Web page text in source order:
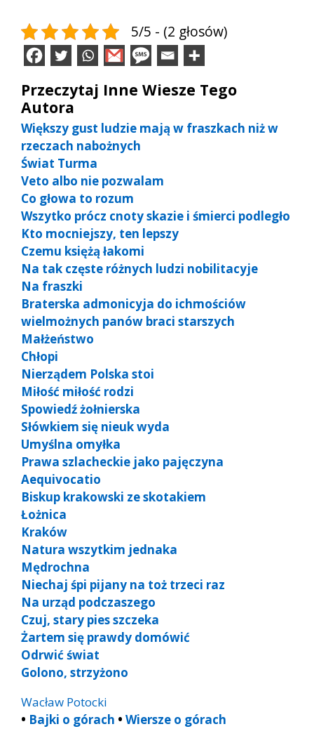
5/5 - (2 głosów)
Przeczytaj Inne Wiesze Tego
Autora
Większy gust ludzie mają w fraszkach niż w
rzeczach nabożnych
Świat Turma
Veto albo nie pozwalam
Co głowa to rozum
Wszytko prócz cnoty skazie i śmierci podległo
Kto mocniejszy, ten lepszy
Czemu księżą łakomi
Na tak częste różnych ludzi nobilitacyje
Na fraszki
Braterska admonicyja do ichmościów
wielmożnych panów braci starszych
Małżeństwo
Chłopi
Nierządem Polska stoi
Miłość miłość rodzi
Spowiedź żołnierska
Słówkiem się nieuk wyda
Umyślna omyłka
Prawa szlacheckie jako pajęczyna
Aequivocatio
Biskup krakowski ze skotakiem
Łożnica
Kraków
Natura wszytkim jednaka
Mędrochna
Niechaj śpi pijany na toż trzeci raz
Na urząd podczaszego
Czuj, stary pies szczeka
Żartem się prawdy domówić
Odrwić świat
Golono, strzyżono
Wacław Potocki
• Bajki o górach • Wiersze o górach